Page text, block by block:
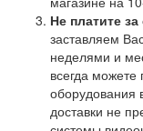
Не платите за
заставляем
неделями и
всегда можете
оборудования
доставки не